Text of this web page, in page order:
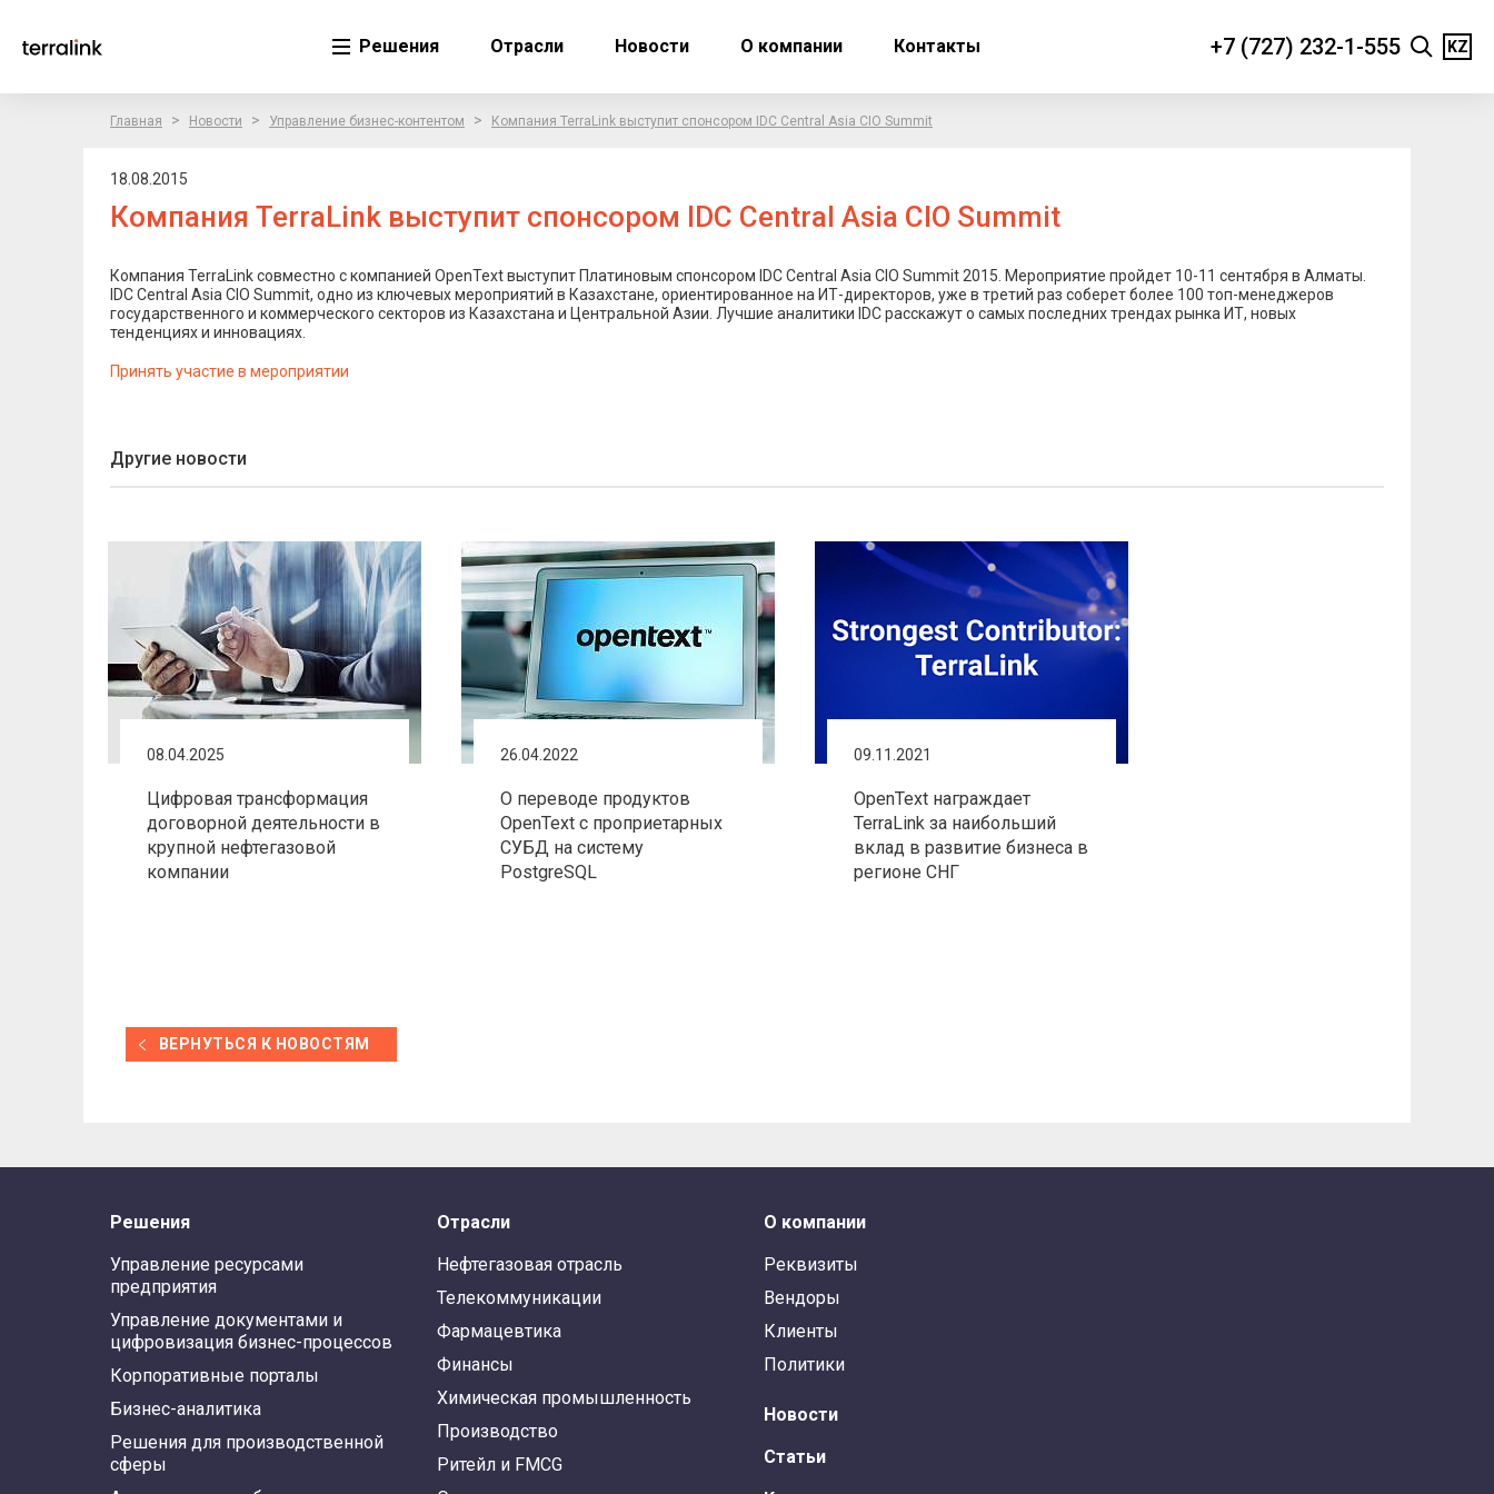
Решения Отрасли Новости О компании Контакты +7 (727) 232-1-555 KZ
Главная > Новости > Управление бизнес-контентом > Компания TerraLink выступит спонсором IDC Central Asia CIO Summit
18.08.2015
Компания TerraLink выступит спонсором IDC Central Asia CIO Summit
Компания TerraLink совместно с компанией OpenText выступит Платиновым спонсором IDC Central Asia CIO Summit 2015. Мероприятие пройдет 10-11 сентября в Алматы.
IDC Central Asia CIO Summit, одно из ключевых мероприятий в Казахстане, ориентированное на ИТ-директоров, уже в третий раз соберет более 100 топ-менеджеров
государственного и коммерческого секторов из Казахстана и Центральной Азии. Лучшие аналитики IDC расскажут о самых последних трендах рынка ИТ, новых
тенденциях и инновациях.
Принять участие в мероприятии
Другие новости
08.04.2025
Цифровая трансформация
договорной деятельности в
крупной нефтегазовой
компании
26.04.2022
О переводе продуктов
OpenText с проприетарных
СУБД на систему
PostgreSQL
09.11.2021
OpenText награждает
TerraLink за наибольший
вклад в развитие бизнеса в
регионе СНГ
ВЕРНУТЬСЯ К НОВОСТЯМ
Решения
Управление ресурсами
предприятия
Управление документами и
цифровизация бизнес-процессов
Корпоративные порталы
Бизнес-аналитика
Решения для производственной
сферы
Отрасли
Нефтегазовая отрасль
Телекоммуникации
Фармацевтика
Финансы
Химическая промышленность
Производство
Ритейл и FMCG
О компании
Реквизиты
Вендоры
Клиенты
Политики
Новости
Статьи